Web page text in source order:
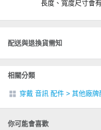
長度、寬度尺寸會
配送與退換貨需知
相關分類
穿戴 音訊 配件 > 其他廠牌
你可能會喜歡